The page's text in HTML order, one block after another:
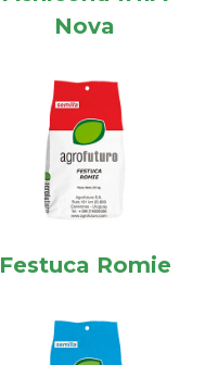
Nova
Festuca Romie